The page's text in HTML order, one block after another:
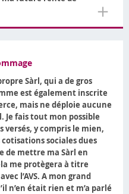
＋
Sàrl, qui a de gros
est également inscrite
mais ne déploie aucune
Je fais tout mon possible
versés, y compris le mien,
sociales dues
de mettre ma Sàrl en
me protègera à titre
l’AVS. A mon grand
n’en était rien et m’a parlé